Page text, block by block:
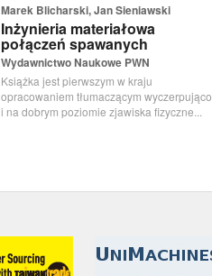
Marek Blicharski, Jan Sieniawski
Inżynieria materiałowa
połączeń spawanych
Wydawnictwo Naukowe PWN
Książka jest pierwszym w kraju
opracowaniem tłumaczącym wyczerpująco
i na dobrym poziomie zjawiska fizyczne...